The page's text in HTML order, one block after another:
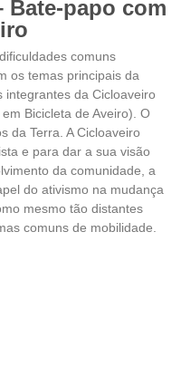
Bate-papo com
comuns
os temas principais da
da Cicloaveiro
Bicicleta de Aveiro). O
da Terra. A Cicloaveiro
e para dar a sua visão
da comunidade, a
do ativismo na mudança
mesmo tão distantes
comuns de mobilidade.